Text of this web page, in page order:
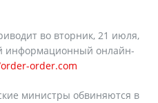
во вторник, 21 июля,
информационный онлайн-
order.com
министры обвиняются в